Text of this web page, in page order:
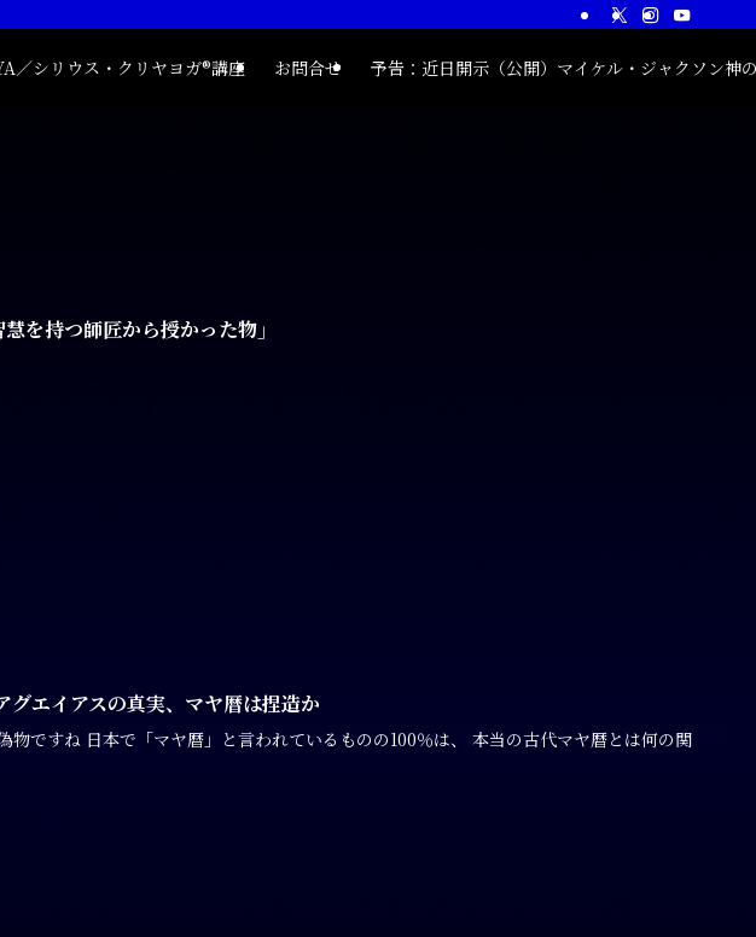
／シリウス・クリヤヨガ®講座 お問合せ 予告：近日開示（公開）マイケル・ジャクソン神
を持つ師匠から授かった物」
グエイアスの真実、マヤ暦は捏造か
物ですね 日本で「マヤ暦」と言われているものの100％は、 本当の古代マヤ暦とは何の関